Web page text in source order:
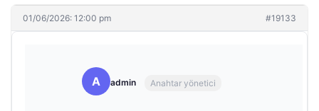
01/06/2026: 12:00 pm #19133
A admin Anahtar yönetici